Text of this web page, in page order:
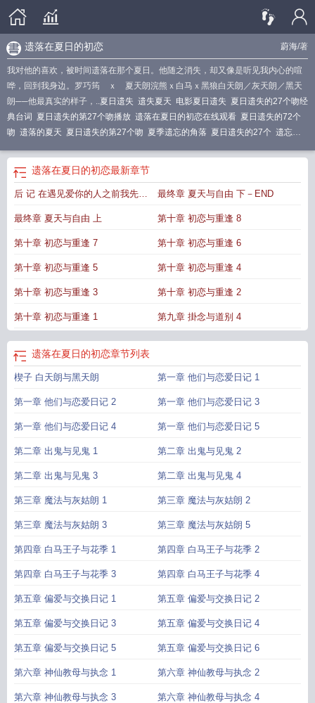
蔚海/著
遗落在夏日的初恋
我对他的喜欢，被时间遗落在那个夏日。他随之消失，却又像是听见我内心的喧
哗，回到我身边。罗巧筠 ｘ 夏天朗浣熊ｘ白马ｘ黑狼白天朗／灰天朗／黑天
朗──他最真实的样子，..夏日遗失 遗失夏天 电影夏日遗失 夏日遗失的27个吻经
典台词 夏日遗失的第27个吻播放 遗落在夏日的初恋在线观看 夏日遗失的72个
吻 遗落的夏天 夏日遗失的第27个吻 夏季遗忘的角落 夏日遗失的27个 遗忘在
往事作文 遗落在夏日的往事作文800
的 遗落在夏日的往事六百字记叙文
文夏日遗失的第27个吻电影夏日遗失的27个吻遗落在夏日的旧时光
遗落在夏日的初恋最新章节
后 记 在遇见爱你的人之前我先来
爱你
最终章 夏天与自由 下－END
最终章 夏天与自由 上 第十章 初恋与重逢 8
第十章 初恋与重逢 7 第十章 初恋与重逢 6
第十章 初恋与重逢 5 第十章 初恋与重逢 4
第十章 初恋与重逢 3 第十章 初恋与重逢 2
第十章 初恋与重逢 1 第九章 掛念与道别 4
遗落在夏日的初恋章节列表
楔子 白天朗与黑天朗 第一章 他们与恋爱日记 1
第一章 他们与恋爱日记 2 第一章 他们与恋爱日记 3
第一章 他们与恋爱日记 4 第一章 他们与恋爱日记 5
第二章 出鬼与见鬼 1 第二章 出鬼与见鬼 2
第二章 出鬼与见鬼 3 第二章 出鬼与见鬼 4
第三章 魔法与灰姑朗 1 第三章 魔法与灰姑朗 2
第三章 魔法与灰姑朗 3 第三章 魔法与灰姑朗 5
第四章 白马王子与花季 1 第四章 白马王子与花季 2
第四章 白马王子与花季 3 第四章 白马王子与花季 4
第五章 偏爱与交换日记 1 第五章 偏爱与交换日记 2
第五章 偏爱与交换日记 3 第五章 偏爱与交换日记 4
第五章 偏爱与交换日记 5 第五章 偏爱与交换日记 6
第六章 神仙教母与执念 1 第六章 神仙教母与执念 2
第六章 神仙教母与执念 3 第六章 神仙教母与执念 4